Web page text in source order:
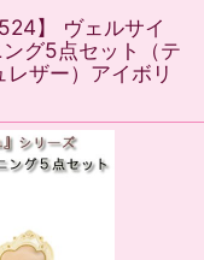
】 ヴェルサイ
グ5点セット（テ
ザー）アイボリ